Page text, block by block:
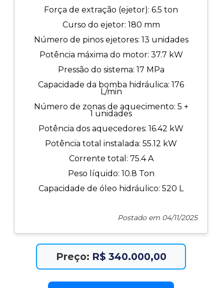
Força de extração (ejetor): 6.5 ton
Curso do ejetor: 180 mm
Número de pinos ejetores: 13 unidades
Potência máxima do motor: 37.7 kW
Pressão do sistema: 17 MPa
Capacidade da bomba hidráulica: 176
L/min
Número de zonas de aquecimento: 5 +
1 unidades
Potência dos aquecedores: 16.42 kW
Potência total instalada: 55.12 kW
Corrente total: 75.4 A
Peso líquido: 10.8 Ton
Capacidade de óleo hidráulico: 520 L
Postado em 04/11/2025
Preço: R$ 340.000,00